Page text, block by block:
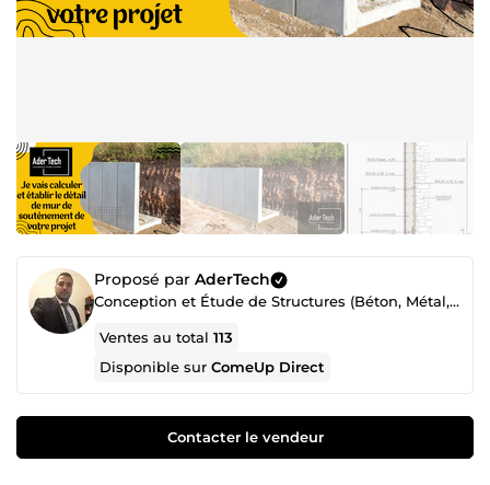
Proposé par AderTech
Conception et Étude de Structures (Béton, Métal, Bois) & Architecture
Ventes au total113
Disponible surComeUp Direct
Contacter le vendeur